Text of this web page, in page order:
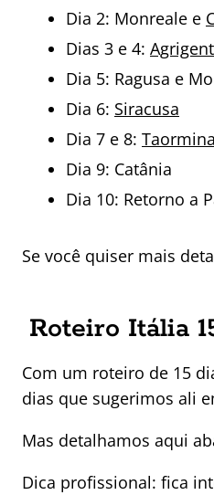
Dia 2: Monreale e
Dias 3 e 4:
Dia 5: Ragusa e
Dia 6: Siracusa
Dia 7 e 8: Taormina
Dia 9: Catânia
Dia 10: Retorno a
Se você quiser mais
Roteiro Itália
Com um roteiro de 15
dias que sugerimos ali
Mas detalhamos aqui
Dica profissional: fica